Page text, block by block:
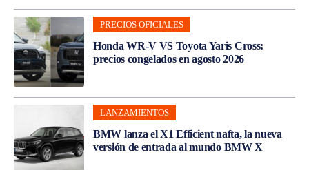
PRECIOS OFICIALES
Honda WR-V VS Toyota Yaris Cross:
precios congelados en agosto 2026
LANZAMIENTOS
BMW lanza el X1 Efficient nafta, la nueva
versión de entrada al mundo BMW X